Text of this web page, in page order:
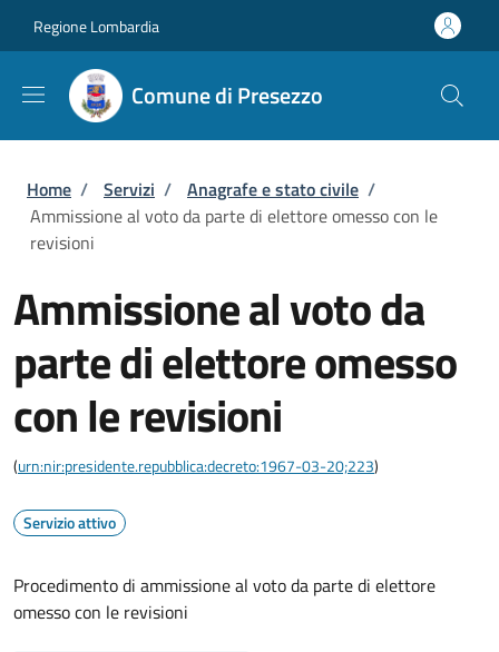
Regione Lombardia
Comune di Presezzo
Briciole di pane
Home / Servizi / Anagrafe e stato civile /
Ammissione al voto da parte di elettore omesso con le
revisioni
Ammissione al voto da
parte di elettore omesso
con le revisioni
(urn:nir:presidente.repubblica:decreto:1967-03-20;223)
Servizio attivo
Procedimento di ammissione al voto da parte di elettore
omesso con le revisioni